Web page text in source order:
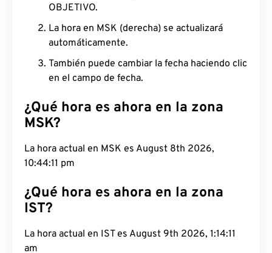
OBJETIVO.
La hora en MSK (derecha) se actualizará
automáticamente.
También puede cambiar la fecha haciendo clic
en el campo de fecha.
¿Qué hora es ahora en la zona
MSK?
La hora actual en MSK es August 8th 2026,
10:44:12 pm
¿Qué hora es ahora en la zona
IST?
La hora actual en IST es August 9th 2026, 1:14:12
am